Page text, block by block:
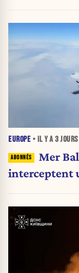
EUROPE • IL Y A 3 JOURS
Mer
interceptent